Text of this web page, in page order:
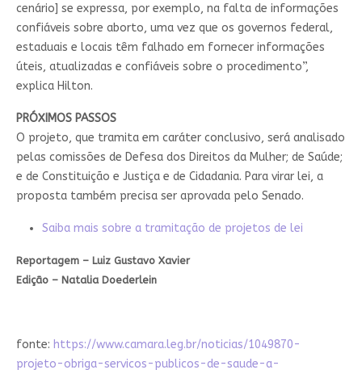
cenário] se expressa, por exemplo, na falta de informações
confiáveis sobre aborto, uma vez que os governos federal,
estaduais e locais têm falhado em fornecer informações
úteis, atualizadas e confiáveis sobre o procedimento”,
explica Hilton.
PRÓXIMOS PASSOS
O projeto, que tramita em caráter conclusivo, será analisado
pelas comissões de Defesa dos Direitos da Mulher; de Saúde;
e de Constituição e Justiça e de Cidadania. Para virar lei, a
proposta também precisa ser aprovada pelo Senado.
Saiba mais sobre a tramitação de projetos de lei
Reportagem – Luiz Gustavo Xavier
Edição – Natalia Doederlein
fonte: https://www.camara.leg.br/noticias/1049870-
projeto-obriga-servicos-publicos-de-saude-a-